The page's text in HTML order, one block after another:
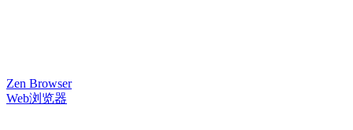
Zen Browser
Web浏览器